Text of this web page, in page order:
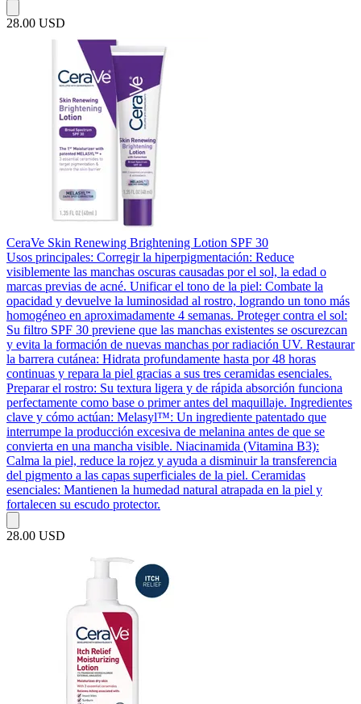
28.00 USD
CeraVe Skin Renewing Brightening Lotion SPF 30
Usos principales: Corregir la hiperpigmentación: Reduce
visiblemente las manchas oscuras causadas por el sol, la edad o
marcas previas de acné. Unificar el tono de la piel: Combate la
opacidad y devuelve la luminosidad al rostro, logrando un tono más
homogéneo en aproximadamente 4 semanas. Proteger contra el sol:
Su filtro SPF 30 previene que las manchas existentes se oscurezcan
y evita la formación de nuevas manchas por radiación UV. Restaurar
la barrera cutánea: Hidrata profundamente hasta por 48 horas
continuas y repara la piel gracias a sus tres ceramidas esenciales.
Preparar el rostro: Su textura ligera y de rápida absorción funciona
perfectamente como base o primer antes del maquillaje. Ingredientes
clave y cómo actúan: Melasyl™: Un ingrediente patentado que
interrumpe la producción excesiva de melanina antes de que se
convierta en una mancha visible. Niacinamida (Vitamina B3):
Calma la piel, reduce la rojez y ayuda a disminuir la transferencia
del pigmento a las capas superficiales de la piel. Ceramidas
esenciales: Mantienen la humedad natural atrapada en la piel y
fortalecen su escudo protector.
28.00 USD